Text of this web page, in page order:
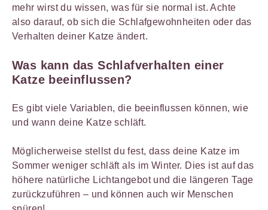
mehr wirst du wissen, was für sie normal ist. Achte
also darauf, ob sich die Schlafgewohnheiten oder das
Verhalten deiner Katze ändert.
Was kann das Schlafverhalten einer
Katze beeinflussen?
Es gibt viele Variablen, die beeinflussen können, wie
und wann deine Katze schläft.
Möglicherweise stellst du fest, dass deine Katze im
Sommer weniger schläft als im Winter. Dies ist auf das
höhere natürliche Lichtangebot und die längeren Tage
zurückzuführen – und können auch wir Menschen